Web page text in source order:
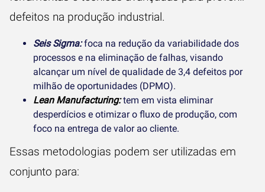
defeitos na produção industrial.
Seis Sigma:foca na redução da variabilidade dos
processos e na eliminação de falhas, visando
alcançar um nível de qualidade de 3,4 defeitos por
milhão de oportunidades (DPMO).
Lean Manufacturing:tem em vista eliminar
desperdícios e otimizar o fluxo de produção, com
foco na entrega de valor ao cliente.
Essas metodologias podem ser utilizadas em
conjunto para: